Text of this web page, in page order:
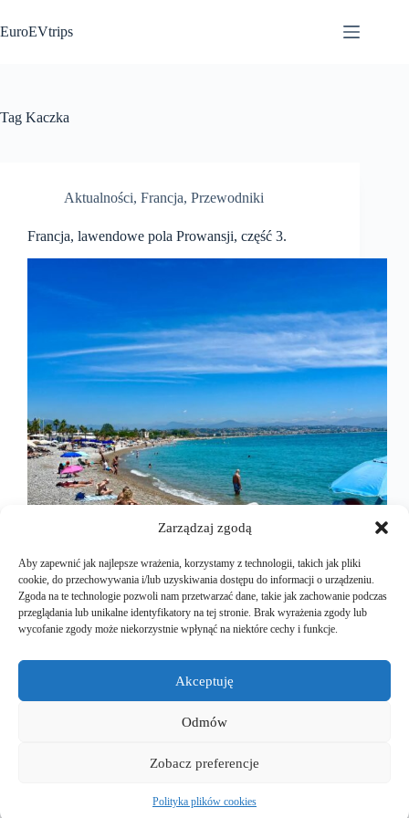
Zarządzaj zgodą
Aby zapewnić jak najlepsze wrażenia, korzystamy z technologii, takich jak pliki
cookie, do przechowywania i/lub uzyskiwania dostępu do informacji o urządzeniu.
Zgoda na te technologie pozwoli nam przetwarzać dane, takie jak zachowanie podczas
przeglądania lub unikalne identyfikatory na tej stronie. Brak wyrażenia zgody lub
wycofanie zgody może niekorzystnie wpłynąć na niektóre cechy i funkcje.
Akceptuję
Odmów
Zobacz preferencje
Polityka plików cookies
do
treści
EuroEVtrips
Tag Kaczka
Aktualności, Francja, Przewodniki
Francja, lawendowe pola Prowansji, część 3.
Trzecią część prowansalskiej opowieści chciałbym
Lazurowym Wybrzeżu, a zapewniam Was, że
można. Niektórzy moi znajomi, kiedy dowiedzieli
się, że zamierzam przejechać ponad 5500 km i to
2024-10-20